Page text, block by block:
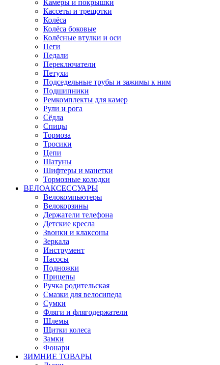
Камеры и покрышки
Кассеты и трещотки
Колёса
Колёса боковые
Колёсные втулки и оси
Пеги
Педали
Переключатели
Петухи
Подседельные трубы и зажимы к ним
Подшипники
Ремкомплекты для камер
Рули и рога
Сёдла
Спицы
Тормоза
Тросики
Цепи
Шатуны
Шифтеры и манетки
Тормозные колодки
ВЕЛОАКСЕССУАРЫ
Велокомпьютеры
Велокорзины
Держатели телефона
Детские кресла
Звонки и клаксоны
Зеркала
Инструмент
Насосы
Подножки
Прицепы
Ручка родительская
Смазки для велосипеда
Сумки
Фляги и флягодержатели
Шлемы
Щитки колеса
Замки
Фонари
ЗИМНИЕ ТОВАРЫ